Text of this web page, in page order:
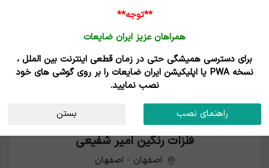
فلزات رنگین امیر شفیعی
اصفهان - اصفهان
**توجه**
همراهان عزیز ایران ضایعات
برای دسترسی همیشگی حتی در زمان قطعی اینترنت بین الملل ،
نسخه PWA یا اپلیکیشن ایران ضایعات را بر روی گوشی های خود
نصب نمایید.
راهنمای نصب بستن